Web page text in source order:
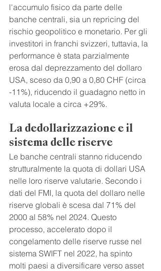
l'accumulo fisico da parte delle
banche centrali, sia un repricing del
rischio geopolitico e monetario. Per gli
investitori in franchi svizzeri, tuttavia, la
performance è stata parzialmente
erosa dal deprezzamento del dollaro
USA, sceso da 0,90 a 0,80 CHF (circa
-11%), riducendo il guadagno netto in
valuta locale a circa +29%.
La dedollarizzazione e il
sistema delle riserve
Le banche centrali stanno riducendo
strutturalmente la quota di dollari USA
nelle loro riserve valutarie. Secondo i
dati del FMI, la quota del dollaro nelle
riserve globali è scesa dal 71% del
2000 al 58% nel 2024. Questo
processo, accelerato dopo il
congelamento delle riserve russe nel
sistema SWIFT nel 2022, ha spinto
molti paesi a diversificare verso asset